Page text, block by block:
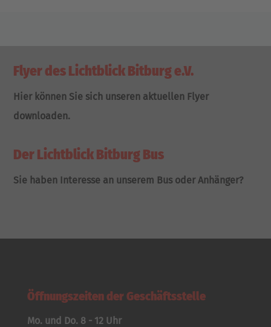
Flyer des Lichtblick Bitburg e.V.
Hier können Sie sich unseren aktuellen Flyer
downloaden.
Der Lichtblick Bitburg Bus
Sie haben Interesse an unserem Bus oder Anhänger?
Öffnungszeiten der Geschäftsstelle
Mo. und Do. 8 - 12 Uhr